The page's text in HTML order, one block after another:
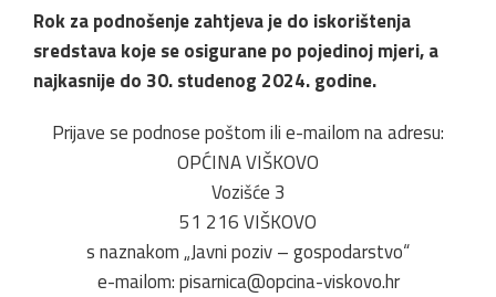
Rok za podnošenje zahtjeva je do iskorištenja
sredstava koje se osigurane po pojedinoj mjeri, a
najkasnije do 30. studenog 2024. godine.
Prijave se podnose poštom ili e-mailom na adresu:
OPĆINA VIŠKOVO
Vozišće 3
51 216 VIŠKOVO
s naznakom „Javni poziv – gospodarstvo“
e-mailom: pisarnica@opcina-viskovo.hr